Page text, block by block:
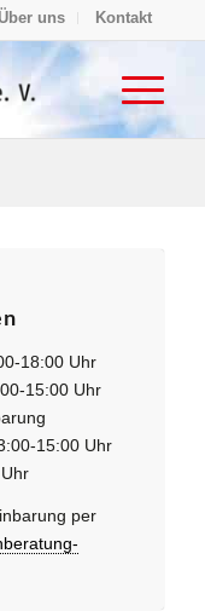
uns Kontakt
18:00 Uhr
15:00 Uhr
15:00 Uhr
per